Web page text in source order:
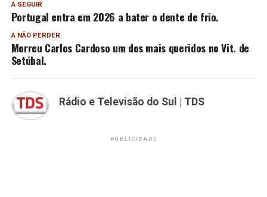
A SEGUIR
Portugal entra em 2026 a bater o dente de frio.
A NÃO PERDER
Morreu Carlos Cardoso um dos mais queridos no Vit. de
Setúbal.
Rádio e Televisão do Sul | TDS
PUBLICIDADE